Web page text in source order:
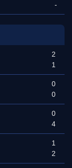
-
2
1
0
0
0
4
1
2